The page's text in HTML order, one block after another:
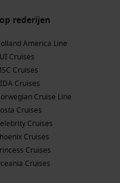
rederijen
America Line
Cruises
Cruises
Cruises
Cruise Line
Cruises
Cruises
Cruises
Cruises
Cruises